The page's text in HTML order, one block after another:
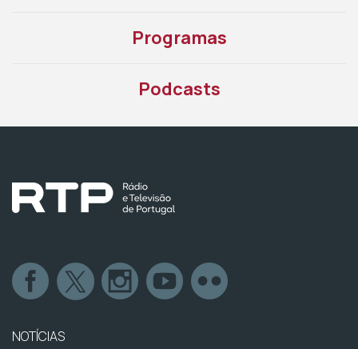
Programas
Podcasts
NOTÍCIAS